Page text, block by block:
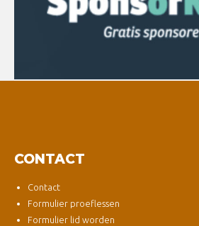
CONTACT
Contact
Formulier proeflessen
Formulier lid worden